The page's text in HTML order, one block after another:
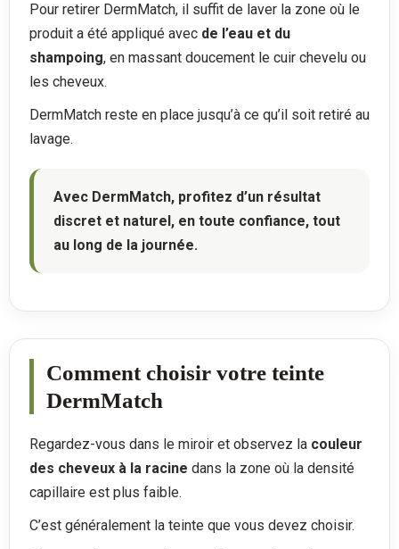
Pour retirer DermMatch, il suffit de laver la zone où le
produit a été appliqué avec de l’eau et du
shampoing, en massant doucement le cuir chevelu ou
les cheveux.
DermMatch reste en place jusqu’à ce qu’il soit retiré au
lavage.
Avec DermMatch, profitez d’un résultat
discret et naturel, en toute confiance, tout
au long de la journée.
Comment choisir votre teinte
DermMatch
Regardez-vous dans le miroir et observez la couleur
des cheveux à la racine dans la zone où la densité
capillaire est plus faible.
C’est généralement la teinte que vous devez choisir.